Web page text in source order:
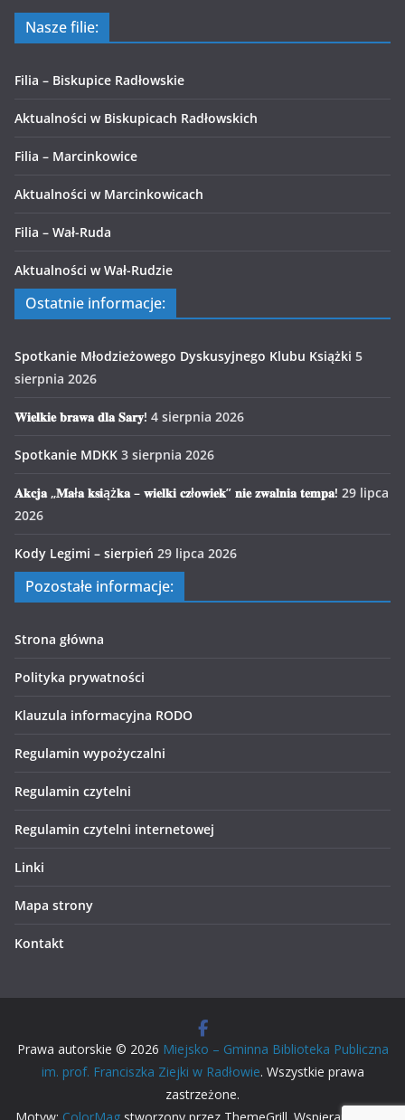
Nasze filie:
Filia – Biskupice Radłowskie
Aktualności w Biskupicach Radłowskich
Filia – Marcinkowice
Aktualności w Marcinkowicach
Filia – Wał-Ruda
Aktualności w Wał-Rudzie
Ostatnie informacje:
Spotkanie Młodzieżowego Dyskusyjnego Klubu Książki 5
sierpnia 2026
𝐖𝐢𝐞𝐥𝐤𝐢𝐞 𝐛𝐫𝐚𝐰𝐚 𝐝𝐥𝐚 𝐒𝐚𝐫𝐲! 4 sierpnia 2026
Spotkanie MDKK 3 sierpnia 2026
𝐀𝐤𝐜𝐣𝐚 „𝐌𝐚ł𝐚 𝐤𝐬𝐢ąż𝐤𝐚 – 𝐰𝐢𝐞𝐥𝐤𝐢 𝐜𝐳ł𝐨𝐰𝐢𝐞𝐤” 𝐧𝐢𝐞 𝐳𝐰𝐚𝐥𝐧𝐢𝐚 𝐭𝐞𝐦𝐩𝐚! 29 lipca
2026
Kody Legimi – sierpień 29 lipca 2026
Pozostałe informacje:
Strona główna
Polityka prywatności
Klauzula informacyjna RODO
Regulamin wypożyczalni
Regulamin czytelni
Regulamin czytelni internetowej
Linki
Mapa strony
Kontakt
Prawa autorskie © 2026 Miejsko – Gminna Biblioteka Publiczna
im. prof. Franciszka Ziejki w Radłowie. Wszystkie prawa
zastrzeżone.